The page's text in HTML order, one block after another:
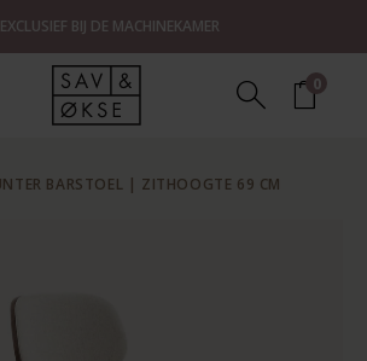
EXCLUSIEF BIJ DE MACHINEKAMER
0
BARSTOEL | ZITHOOGTE 69 CM